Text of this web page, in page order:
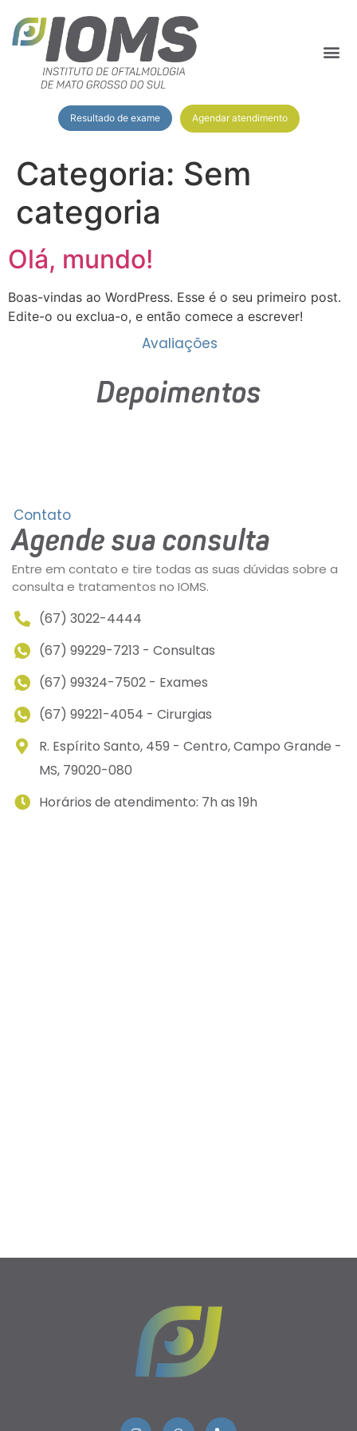
Resultado de exame Agendar atendimento
Categoria: Sem
categoria
Olá, mundo!
Boas-vindas ao WordPress. Esse é o seu primeiro post.
Edite-o ou exclua-o, e então comece a escrever!
Avaliações
Depoimentos
Contato
Agende sua consulta
Entre em contato e tire todas as suas dúvidas sobre a
consulta e tratamentos no IOMS.
(67) 3022-4444
(67) 99229-7213 - Consultas
(67) 99324-7502 - Exames
(67) 99221-4054 - Cirurgias
R. Espírito Santo, 459 - Centro, Campo Grande -
MS, 79020-080
Horários de atendimento: 7h as 19h